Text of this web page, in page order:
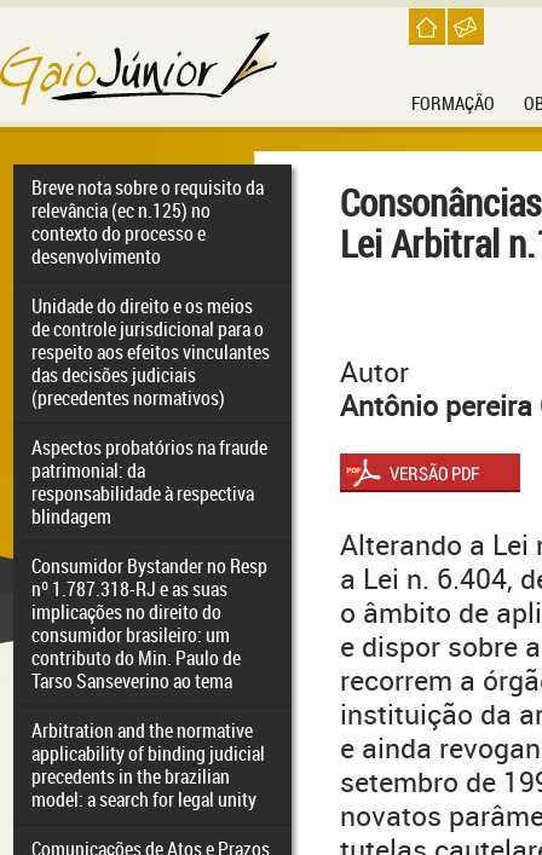
FORMAÇÃO
Breve nota sobre o requisito da
relevância (ec n.125) no
contexto do processo e
desenvolvimento
Unidade do direito e os meios
de controle jurisdicional para o
respeito aos efeitos vinculantes
das decisões judiciais
(precedentes normativos)
Aspectos probatórios na fraude
patrimonial: da
responsabilidade à respectiva
blindagem
Consumidor Bystander no Resp
nº 1.787.318-RJ e as suas
implicações no direito do
consumidor brasileiro: um
contributo do Min. Paulo de
Tarso Sanseverino ao tema
Arbitration and the normative
applicability of binding judicial
precedents in the brazilian
model: a search for legal unity
Comunicações de Atos e Prazos
Lei Arbitral
Autor
Antônio
Alterando a Lei
a Lei n. 6.404,
o âmbito de
e dispor sobre
recorrem a
instituição da
e ainda
setembro de
novatos